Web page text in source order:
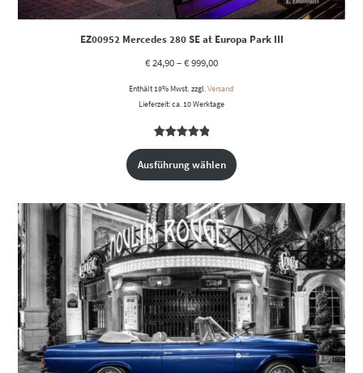
EZ00952 Mercedes 280 SE at Europa Park III
€24,90–€999,00
Enthält 19% Mwst. zzgl. Versand
Lieferzeit: ca. 10 Werktage
mit5.00
von 5,
auf
Kundenbewertung
Ausführung wählen